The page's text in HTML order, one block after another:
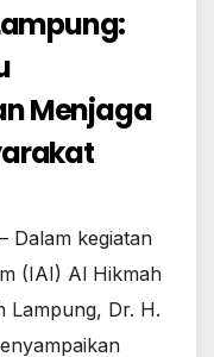
Menjaga
Dalam kegiatan
(IAI) Al Hikmah
Lampung, Dr. H.